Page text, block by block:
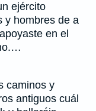
ejército
y hombres de a
en el
caminos y
antiguos cuál